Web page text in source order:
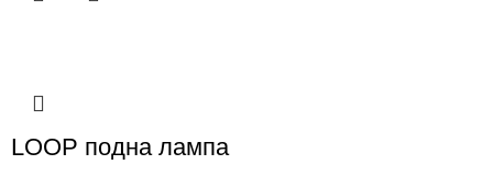
LOOP подна лампа